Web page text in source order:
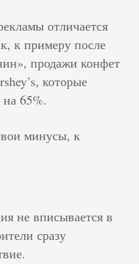
отличается
к примеру после
продажи конфет
которые
на 65%.
минусы, к
не вписывается в
сразу